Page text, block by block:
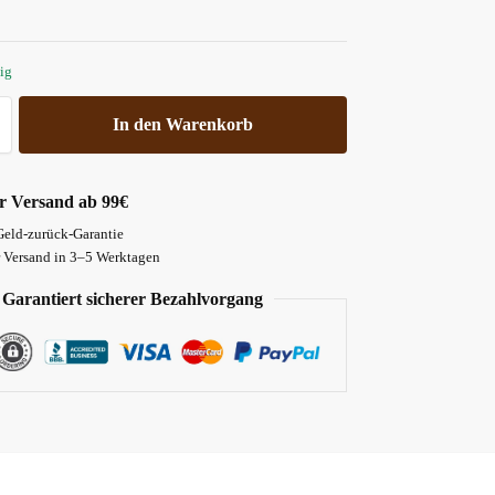
In den Warenkorb
Versand ab 99€
zurück-Garantie
in 3–5 Werktagen
Garantiert sicherer Bezahlvorgang